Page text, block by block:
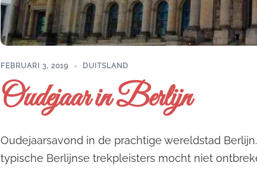
FEBRUARI 3, 2019 DUITSLAND
Oudejaar in Berlijn
Oudejaarsavond in de prachtige wereldstad
typische Berlijnse trekpleisters mocht niet